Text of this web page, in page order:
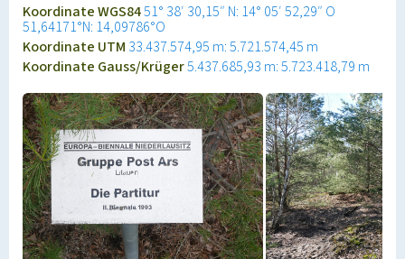
Koordinate WGS8451° 38′ 30,15″ N: 14° 05′ 52,29″ O
51,64171°N: 14,09786°O
Koordinate UTM 33.437.574,95 m: 5.721.574,45 m
Koordinate Gauss/Krüger5.437.685,93 m: 5.723.418,79 m